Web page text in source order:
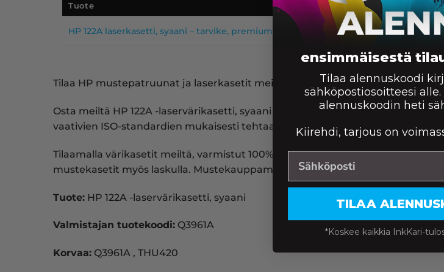
Tuote
HP 122A laserkasetti, syaani – tarvike, premium 4000
Tilaa HP mustepatruunat ja laserkasetit meiltä edullisesti ja huippunopeasti!
Osta meiltä HP 122A -laservärikasetti, syaani kolmen vuoden takuulla
vaativien ISO-standardien mukaisesti tehtaalla valmistettuja kasetteja.
Tilaamalla värikasetit meiltä, varmistut 100%:sti niiden toimivuudesta.
mustekasetit myös laskulla. Mustekauppamme palvelee sinua myös
Tuote: HP 122A -laservärikasetti, syaani
Valmistajan tuotekoodi: Q3961A
Korvaa: Q3961A , THU420
ensimmäisestä
Tilaa alennuskoodi
sähköpostiosoitteesi
alennuskoodin heti
Kiirehdi, tarjous on
TILAA
*Koskee kaikkia InkKari-